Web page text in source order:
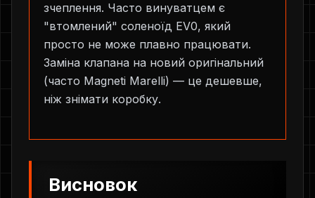
зчеплення. Часто винуватцем є
"втомлений" соленоїд EV0, який
просто не може плавно працювати.
Заміна клапана на новий оригінальний
(часто Magneti Marelli) — це дешевше,
ніж знімати коробку.
Висновок